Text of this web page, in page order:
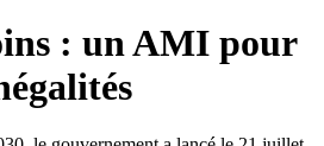
: un AMI pour